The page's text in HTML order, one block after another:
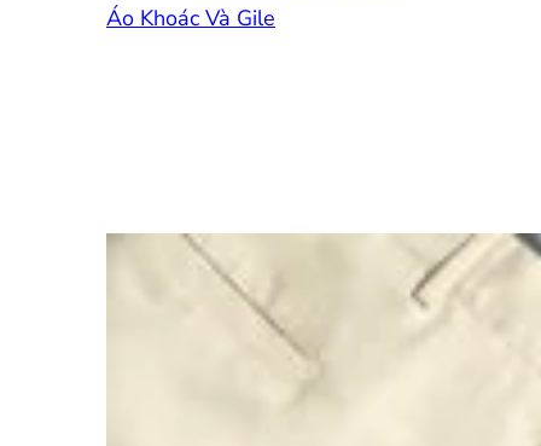
Áo Khoác Và Gile